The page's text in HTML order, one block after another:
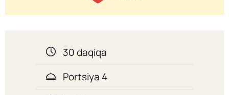
30 daqiqa
Portsiya 4